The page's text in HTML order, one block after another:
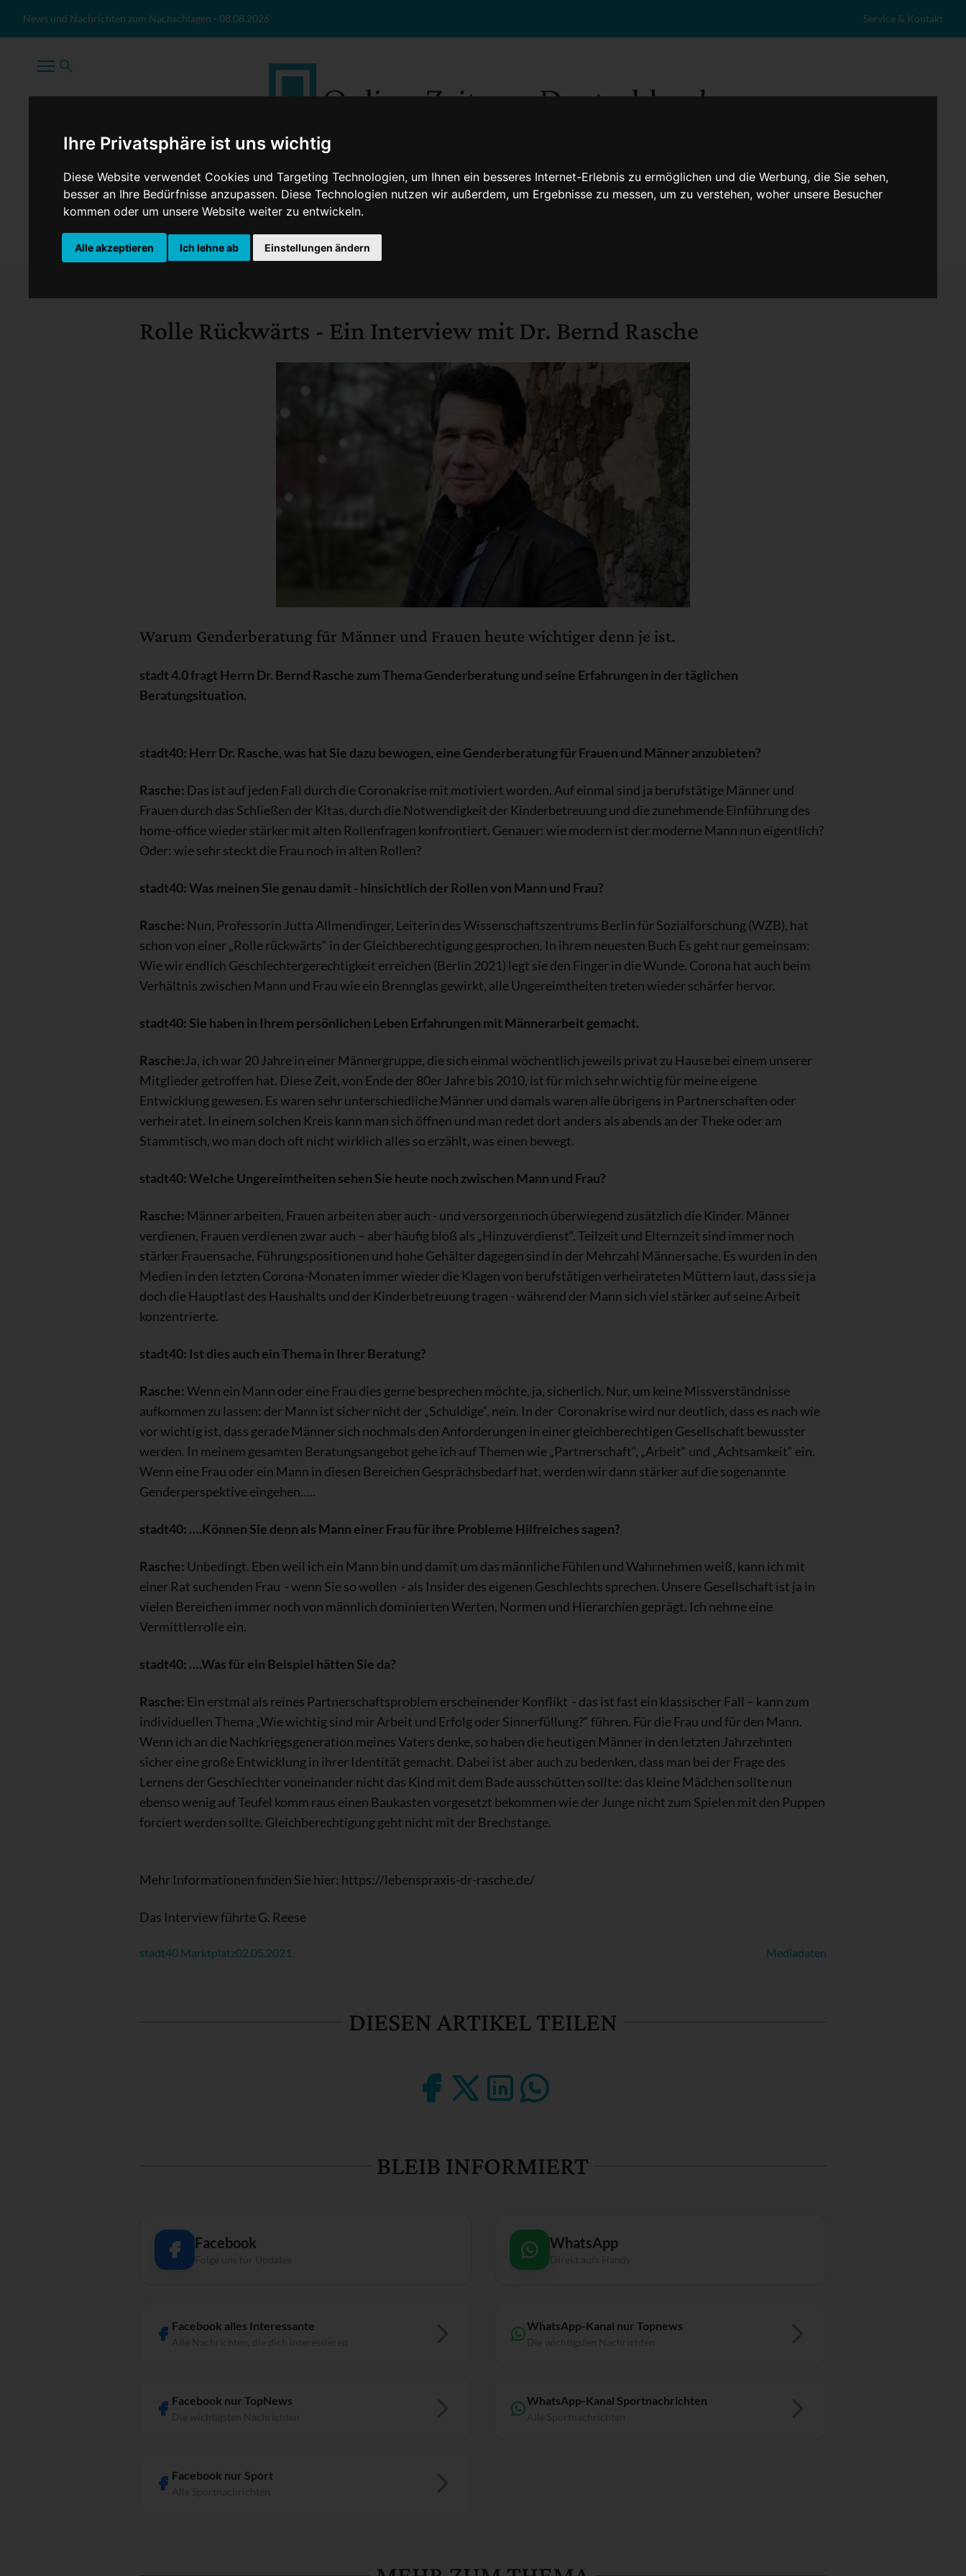
Ihre Privatsphäre ist uns wichtig
Diese Website verwendet Cookies und Targeting Technologien, um Ihnen ein besseres Internet-Erlebnis zu ermöglichen und die Werbung, die Sie sehen,
besser an Ihre Bedürfnisse anzupassen. Diese Technologien nutzen wir außerdem, um Ergebnisse zu messen, um zu verstehen, woher unsere Besucher
kommen oder um unsere Website weiter zu entwickeln.
Alle akzeptieren Ich lehne ab Einstellungen ändern
News und Nachrichten zum Nachschlagen - 08.08.2026 Service & Kontakt
TopNews Politik Sport Wirtschaft Firmennews Gesellschaft
Rolle Rückwärts - Ein Interview mit Dr. Bernd Rasche
Warum Genderberatung für Männer und Frauen heute wichtiger denn je ist.
stadt 4.0 fragt Herrn Dr. Bernd Rasche zum Thema Genderberatung und seine Erfahrungen in der täglichen
Beratungsituation.
stadt40: Herr Dr. Rasche, was hat Sie dazu bewogen, eine Genderberatung für Frauen und Männer anzubieten?
Rasche: Das ist auf jeden Fall durch die Coronakrise mit motiviert worden. Auf einmal sind ja berufstätige Männer und
Frauen durch das Schließen der Kitas, durch die Notwendigkeit der Kinderbetreuung und die zunehmende Einführung des
home-office wieder stärker mit alten Rollenfragen konfrontiert. Genauer: wie modern ist der moderne Mann nun eigentlich?
Oder: wie sehr steckt die Frau noch in alten Rollen?
stadt40: Was meinen Sie genau damit - hinsichtlich der Rollen von Mann und Frau?
Rasche: Nun, Professorin Jutta Allmendinger, Leiterin des Wissenschaftszentrums Berlin für Sozialforschung (WZB), hat
schon von einer „Rolle rückwärts“ in der Gleichberechtigung gesprochen. In ihrem neuesten Buch Es geht nur gemeinsam:
Wie wir endlich Geschlechtergerechtigkeit erreichen (Berlin 2021) legt sie den Finger in die Wunde. Corona hat auch beim
Verhältnis zwischen Mann und Frau wie ein Brennglas gewirkt, alle Ungereimtheiten treten wieder schärfer hervor.
stadt40: Sie haben in Ihrem persönlichen Leben Erfahrungen mit Männerarbeit gemacht.
Rasche:Ja, ich war 20 Jahre in einer Männergruppe, die sich einmal wöchentlich jeweils privat zu Hause bei einem unserer
Mitglieder getroffen hat. Diese Zeit, von Ende der 80er Jahre bis 2010, ist für mich sehr wichtig für meine eigene
Entwicklung gewesen. Es waren sehr unterschiedliche Männer und damals waren alle übrigens in Partnerschaften oder
verheiratet. In einem solchen Kreis kann man sich öffnen und man redet dort anders als abends an der Theke oder am
Stammtisch, wo man doch oft nicht wirklich alles so erzählt, was einen bewegt.
stadt40: Welche Ungereimtheiten sehen Sie heute noch zwischen Mann und Frau?
Rasche: Männer arbeiten, Frauen arbeiten aber auch - und versorgen noch überwiegend zusätzlich die Kinder. Männer
verdienen, Frauen verdienen zwar auch – aber häufig bloß als „Hinzuverdienst“. Teilzeit und Elternzeit sind immer noch
stärker Frauensache, Führungspositionen und hohe Gehälter dagegen sind in der Mehrzahl Männersache. Es wurden in den
Medien in den letzten Corona-Monaten immer wieder die Klagen von berufstätigen verheirateten Müttern laut, dass sie ja
doch die Hauptlast des Haushalts und der Kinderbetreuung tragen - während der Mann sich viel stärker auf seine Arbeit
konzentrierte.
stadt40: Ist dies auch ein Thema in Ihrer Beratung?
Rasche:Wenn ein Mann oder eine Frau dies gerne besprechen möchte, ja, sicherlich. Nur, um keine Missverständnisse
aufkommen zu lassen: der Mann ist sicher nicht der „Schuldige“, nein. In der Coronakrise wird nur deutlich, dass es nach wie
vor wichtig ist, dass gerade Männer sich nochmals den Anforderungen in einer gleichberechtigen Gesellschaft bewusster
werden. In meinem gesamten Beratungsangebot gehe ich auf Themen wie „Partnerschaft“, „Arbeit“ und „Achtsamkeit“ ein.
Wenn eine Frau oder ein Mann in diesen Bereichen Gesprächsbedarf hat, werden wir dann stärker auf die sogenannte
Genderperspektive eingehen…..
stadt40: ….Können Sie denn als Mann einer Frau für ihre Probleme Hilfreiches sagen?
Rasche: Unbedingt. Eben weil ich ein Mann bin und damit um das männliche Fühlen und Wahrnehmen weiß, kann ich mit
einer Rat suchenden Frau - wenn Sie so wollen - als Insider des eigenen Geschlechts sprechen. Unsere Gesellschaft ist ja in
vielen Bereichen immer noch von männlich dominierten Werten, Normen und Hierarchien geprägt. Ich nehme eine
Vermittlerrolle ein.
stadt40: ….Was für ein Beispiel hätten Sie da?
Rasche: Ein erstmal als reines Partnerschaftsproblem erscheinender Konflikt - das ist fast ein klassischer Fall – kann zum
individuellen Thema „Wie wichtig sind mir Arbeit und Erfolg oder Sinnerfüllung?“ führen. Für die Frau und für den Mann.
Wenn ich an die Nachkriegsgeneration meines Vaters denke, so haben die heutigen Männer in den letzten Jahrzehnten
sicher eine große Entwicklung in ihrer Identität gemacht. Dabei ist aber auch zu bedenken, dass man bei der Frage des
Lernens der Geschlechter voneinander nicht das Kind mit dem Bade ausschütten sollte: das kleine Mädchen sollte nun
ebenso wenig auf Teufel komm raus einen Baukasten vorgesetzt bekommen wie der Junge nicht zum Spielen mit den Puppen
forciert werden sollte. Gleichberechtigung geht nicht mit der Brechstange.
Mehr Informationen finden Sie hier: https://lebenspraxis-dr-rasche.de/
Das Interview führte G. Reese
stadt40 Marktplatz02.05.2021 Mediadaten
DIESEN ARTIKEL TEILEN
BLEIB INFORMIERT
Facebook
Folge uns für Updates
Facebook alles Interessante
Facebook nur TopNews
Facebook nur Sport
WhatsApp
Direkt aufs Handy
WhatsApp-Kanal nur Topnews
WhatsApp-Kanal Sportnachrichten